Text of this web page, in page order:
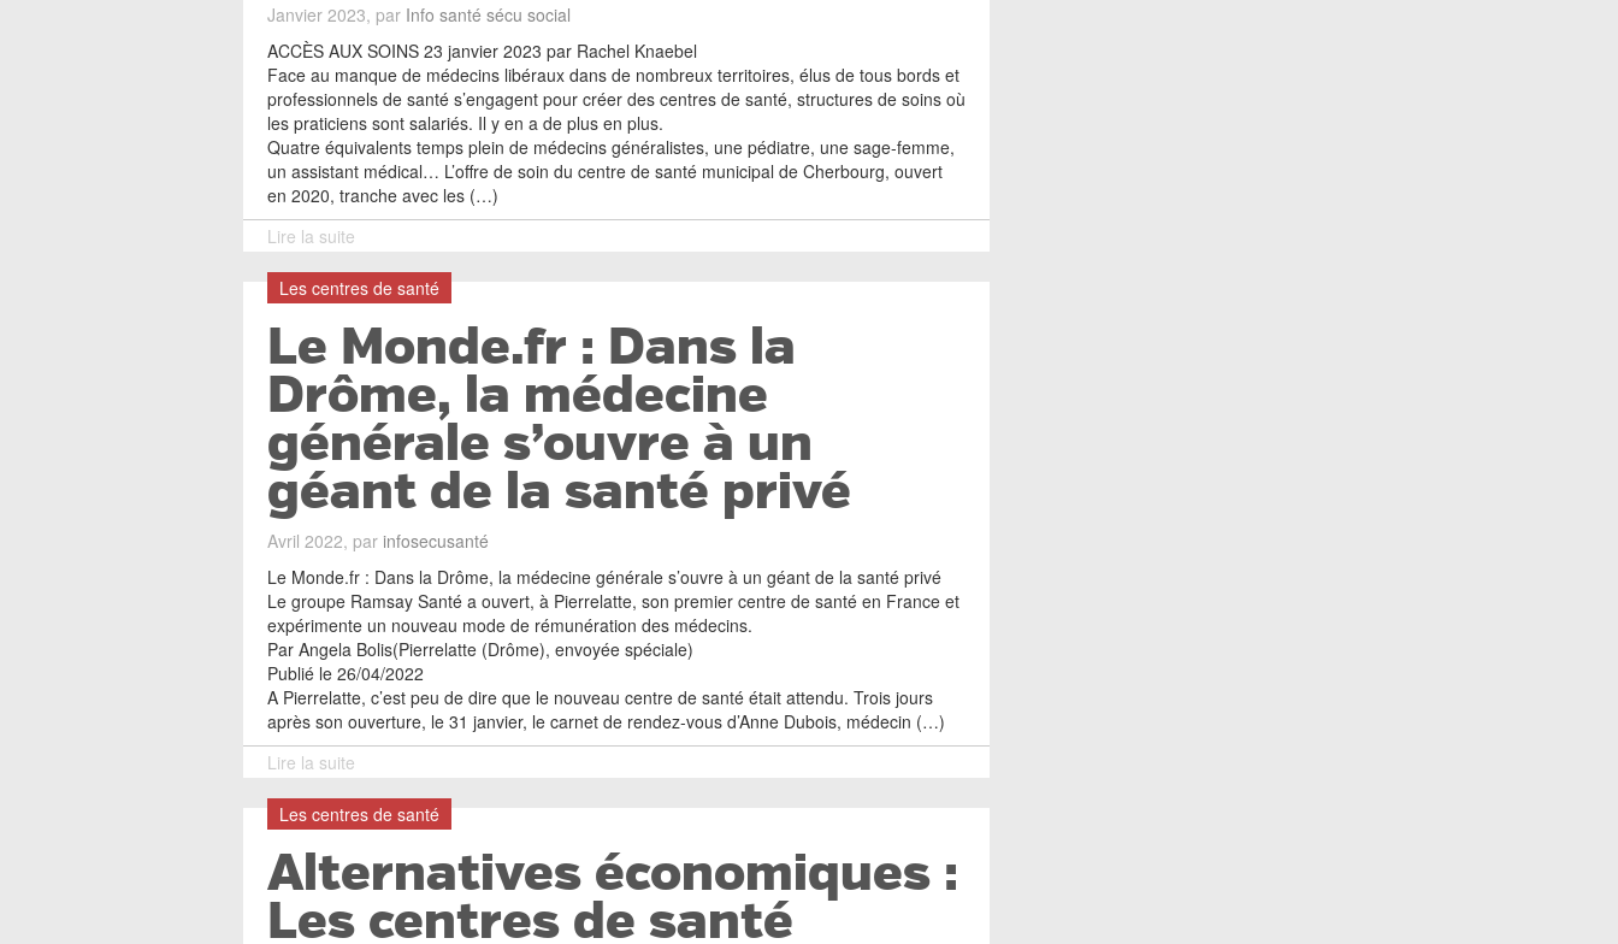
Janvier 2023, par Info santé sécu social
ACCÈS AUX SOINS 23 janvier 2023 par Rachel Knaebel
Face au manque de médecins libéraux dans de nombreux territoires, élus de tous bords et
professionnels de santé s’engagent pour créer des centres de santé, structures de soins où
les praticiens sont salariés. Il y en a de plus en plus.
Quatre équivalents temps plein de médecins généralistes, une pédiatre, une sage-femme,
un assistant médical… L’offre de soin du centre de santé municipal de Cherbourg, ouvert
en 2020, tranche avec les (…)
Lire la suite
Les centres de santé
Le Monde.fr : Dans la
Drôme, la médecine
générale s’ouvre à un
géant de la santé privé
Avril 2022, par infosecusanté
Le Monde.fr : Dans la Drôme, la médecine générale s’ouvre à un géant de la santé privé
Le groupe Ramsay Santé a ouvert, à Pierrelatte, son premier centre de santé en France et
expérimente un nouveau mode de rémunération des médecins.
Par Angela Bolis(Pierrelatte (Drôme), envoyée spéciale)
Publié le 26/04/2022
A Pierrelatte, c’est peu de dire que le nouveau centre de santé était attendu. Trois jours
après son ouverture, le 31 janvier, le carnet de rendez-vous d’Anne Dubois, médecin (…)
Lire la suite
Les centres de santé
Alternatives économiques :
Les centres de santé